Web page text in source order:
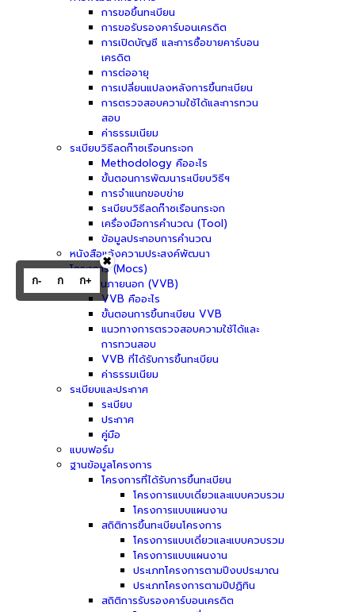
การขอขึ้นทะเบียน
การขอรับรองคาร์บอนเครดิต
การเปิดบัญชี และการซื้อขายคาร์บอน
เครดิต
การต่ออายุ
การเปลี่ยนแปลงหลังการขึ้นทะเบียน
การตรวจสอบความใช้ได้และการทวน
สอบ
ค่าธรรมเนียม
ระเบียบวิธีลดก๊าซเรือนกระจก
Methodology คืออะไร
ขั้นตอนการพัฒนาระเบียบวิธีฯ
การจำแนกขอบข่าย
ระเบียบวิธีลดก๊าซเรือนกระจก
เครื่องมือการคำนวณ (Tool)
ข้อมูลประกอบการคำนวณ
หนังสือแจ้งความประสงค์พัฒนา
โครงการ (Mocs)
ผู้ประเมินภายนอก (VVB)
VVB คืออะไร
ขั้นตอนการขึ้นทะเบียน VVB
แนวทางการตรวจสอบความใช้ได้และ
การทวนสอบ
VVB ที่ได้รับการขึ้นทะเบียน
ค่าธรรมเนียม
ระเบียบและประกาศ
ระเบียบ
ประกาศ
คู่มือ
แบบฟอร์ม
ฐานข้อมูลโครงการ
โครงการที่ได้รับการขึ้นทะเบียน
โครงการแบบเดี่ยวและแบบควบรวม
โครงการแบบแผนงาน
สถิติการขึ้นทะเบียนโครงการ
โครงการแบบเดี่ยวและแบบควบรวม
โครงการแบบแผนงาน
ประเภทโครงการตามปีงบประมาณ
ประเภทโครงการตามปีปฏิทิน
สถิติการรับรองคาร์บอนเครดิต
ก- ก ก+
✖